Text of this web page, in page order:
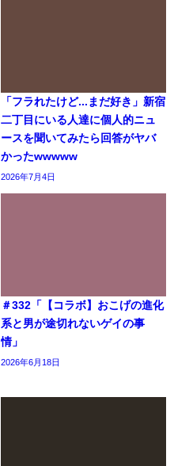
「フラれたけど...まだ好き」新宿
二丁目にいる人達に個人的ニュ
ースを聞いてみたら回答がヤバ
かったwwwww
2026年7月4日
＃332「【コラボ】おこげの進化
系と男が途切れないゲイの事
情」
2026年6月18日